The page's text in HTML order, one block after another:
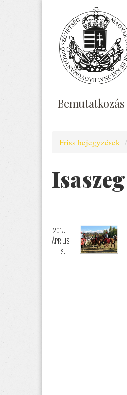
Bemutatkozás
Friss bejegyzések
Isaszeg
2017.
ÁPRILIS
9.